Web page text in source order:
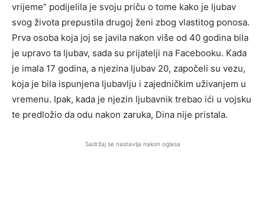
vrijeme” podijelila je svoju priču o tome kako je ljubav
svog života prepustila drugoj ženi zbog vlastitog ponosa.
Prva osoba koja joj se javila nakon više od 40 godina bila
je upravo ta ljubav, sada su prijatelji na Facebooku. Kada
je imala 17 godina, a njezina ljubav 20, započeli su vezu,
koja je bila ispunjena ljubavlju i zajedničkim uživanjem u
vremenu. Ipak, kada je njezin ljubavnik trebao ići u vojsku
te predložio da odu nakon zaruka, Dina nije pristala.
Sadržaj se nastavlja nakon oglasa